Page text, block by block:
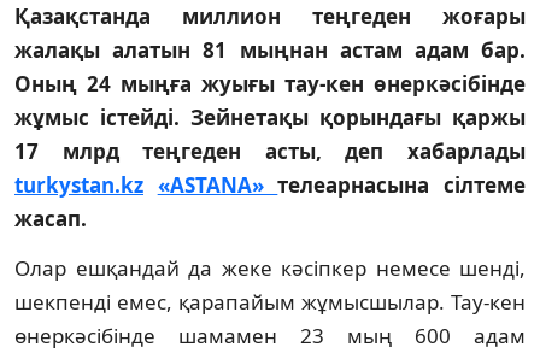
Қазақстанда миллион теңгеден жоғары
жалақы алатын 81 мыңнан астам адам бар.
Оның 24 мыңға жуығы тау-кен өнеркәсібінде
жұмыс істейді. Зейнетақы қорындағы қаржы
17 млрд теңгеден асты, деп хабарлады
turkystan.kz «ASTANA»телеарнасына сілтеме
жасап.
Олар ешқандай да жеке кәсіпкер немесе шенді,
шекпенді емес, қарапайым жұмысшылар. Тау-кен
өнеркәсібінде шамамен 23 мың 600 адам